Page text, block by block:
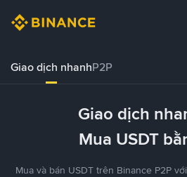
Giao dịch nhanhP2P
Giao dịch
Mua USDT
Mua và bán USDT trên Binance P2P